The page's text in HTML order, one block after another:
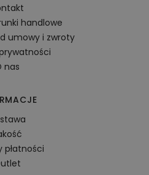
handlowe
umowy i zwroty
nas
płatności